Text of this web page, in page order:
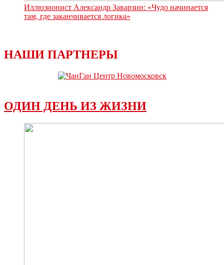
Иллюзионист Александр Заварзин: «Чудо начинается
там, где заканчивается логика»
НАШИ ПАРТНЕРЫ
ОДИН ДЕНЬ ИЗ ЖИЗНИ